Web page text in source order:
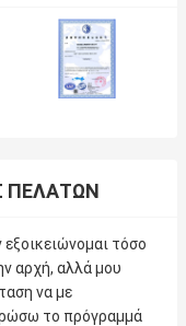
ΠΕΛΑΤΏΝ
εξοικειώνομαι τόσο
αρχή, αλλά μου
να με
το πρόγραμμά